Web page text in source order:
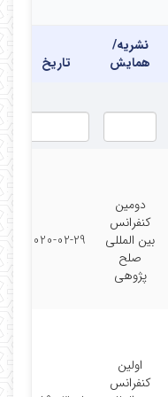
نشریه/
همایش
تاریخ
دومین
کنفرانس
بین المللی
صلح
پژوهی
2020-02-29
اولین
کنفرانس